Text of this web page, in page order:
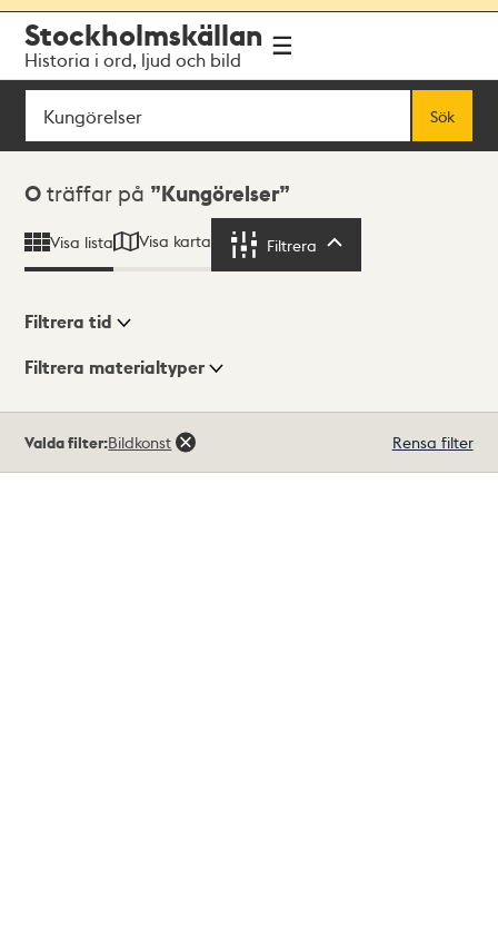
navigationen
huvudinnehållet
Stockholmskällan
Historia i ord, ljud och bild
Sök
Sök
Sökresultat
0 träffar på Kungörelser
Visa lista Visa karta Filtrera
Visningsläge
Filtrera tid
Filtrera materialtyper
träffar
Valda filter:Bildkonst Rensa filter